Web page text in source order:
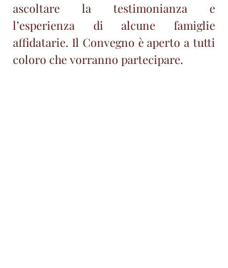
ascoltare la testimonianza e
l’esperienza di alcune famiglie
affidatarie. Il Convegno è aperto a tutti
coloro che vorranno partecipare.